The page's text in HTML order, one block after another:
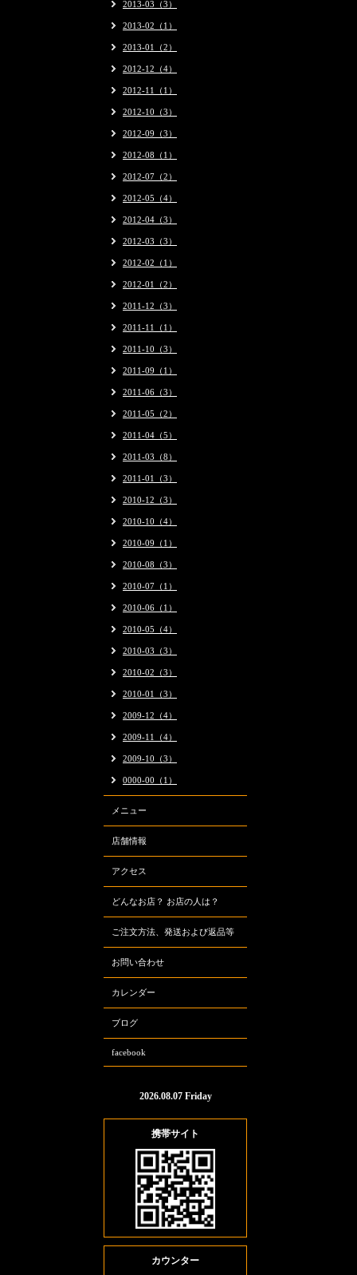
2013-03（3）
2013-02（1）
2013-01（2）
2012-12（4）
2012-11（1）
2012-10（3）
2012-09（3）
2012-08（1）
2012-07（2）
2012-05（4）
2012-04（3）
2012-03（3）
2012-02（1）
2012-01（2）
2011-12（3）
2011-11（1）
2011-10（3）
2011-09（1）
2011-06（3）
2011-05（2）
2011-04（5）
2011-03（8）
2011-01（3）
2010-12（3）
2010-10（4）
2010-09（1）
2010-08（3）
2010-07（1）
2010-06（1）
2010-05（4）
2010-03（3）
2010-02（3）
2010-01（3）
2009-12（4）
2009-11（4）
2009-10（3）
0000-00（1）
メニュー
店舗情報
アクセス
どんなお店？ お店の人は？
ご注文方法、発送および返品等
お問い合わせ
カレンダー
ブログ
facebook
2026.08.07 Friday
携帯サイト
カウンター